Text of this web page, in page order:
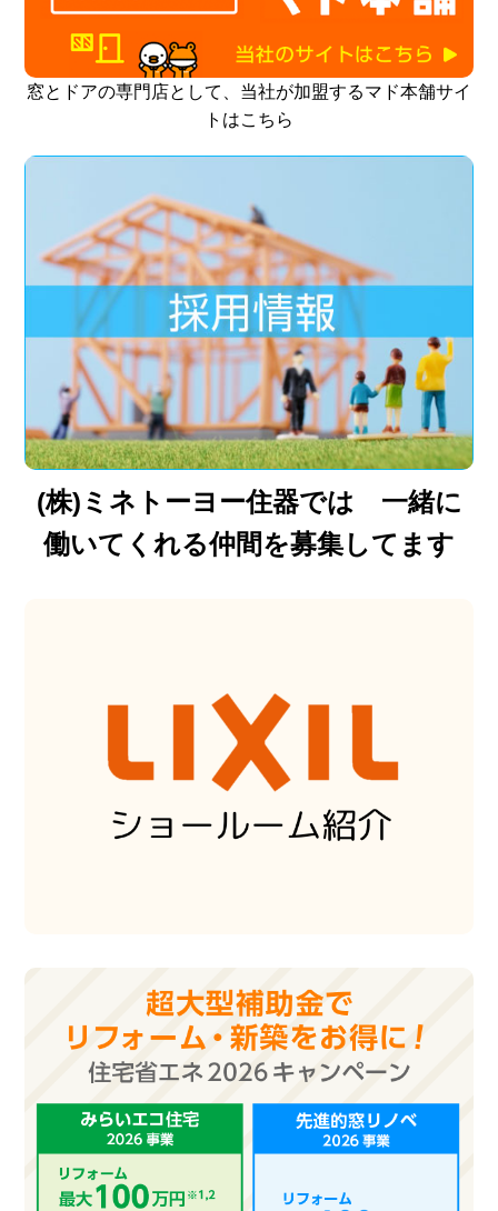
窓とドアの専門店として、当社が加盟するマド本舗サイ
トはこちら
(株)ミネトーヨー住器では 一緒に
働いてくれる仲間を募集してます